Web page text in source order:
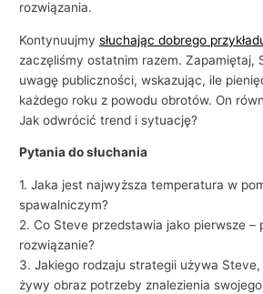
rozwiązania.
Kontynuujmysłuchając dobrego
zaczęliśmy ostatnim razem. Zapamiętaj,
uwagę publiczności, wskazując, ile
każdego roku z powodu obrotów. On
Jak odwrócić trend i sytuację?
Pytania do słuchania
1. Jaka jest najwyższa temperatura w
spawalniczym?
2. Co Steve przedstawia jako pierwsze –
rozwiązanie?
3. Jakiego rodzaju strategii używa
żywy obraz potrzeby znalezienia
i